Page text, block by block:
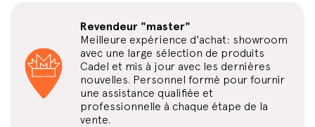
Revendeur "master"
Meilleure expérience d'achat: showroom
avec une large sélection de produits
Cadel et mis à jour avec les dernières
nouvelles. Personnel formé pour fournir
une assistance qualifiée et
professionnelle à chaque étape de la
vente.